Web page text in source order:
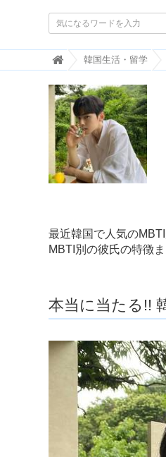
韓
国
ト
レ
ン
ド
情
報
・
韓
国
J
-
ジ
ア
-
韓国生活・留学
最近韓国で人気の
MBTI別の彼氏の特徴
本当に当たる!!